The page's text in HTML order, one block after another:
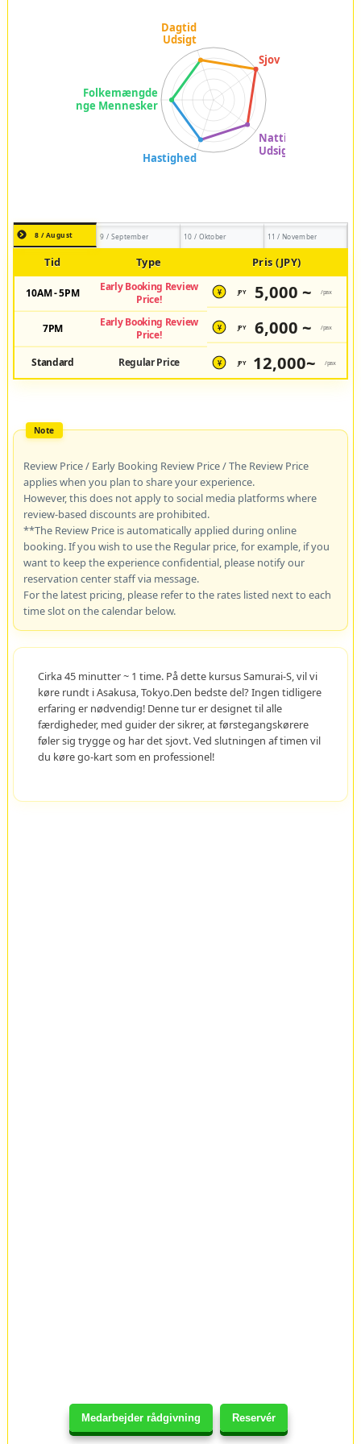
Medarbejder rådgivning Reservér
8 / August 9 / September 10 / Oktober 11 / November
Tid Type Pris (JPY)
10AM - 5PM
Early Booking Review
Price!
¥ JPY 5,000 ~ /pax
7PM
Early Booking Review
Price!
¥ JPY 6,000 ~ /pax
Standard Regular Price ¥ JPY 12,000~ /pax
Review Price / Early Booking Review Price / The Review Price
applies when you plan to share your experience.
However, this does not apply to social media platforms where
review-based discounts are prohibited.
**The Review Price is automatically applied during online
booking. If you wish to use the Regular price, for example, if you
want to keep the experience confidential, please notify our
reservation center staff via message.
For the latest pricing, please refer to the rates listed next to each
time slot on the calendar below.
Cirka 45 minutter ~ 1 time. På dette kursus Samurai-S, vil vi
køre rundt i Asakusa, Tokyo.Den bedste del? Ingen tidligere
erfaring er nødvendig! Denne tur er designet til alle
færdigheder, med guider der sikrer, at førstegangskørere
føler sig trygge og har det sjovt. Ved slutningen af timen vil
du køre go-kart som en professionel!